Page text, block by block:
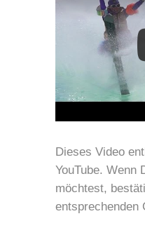
Dieses Video
YouTube. Wenn
möchtest,
entsprechenden